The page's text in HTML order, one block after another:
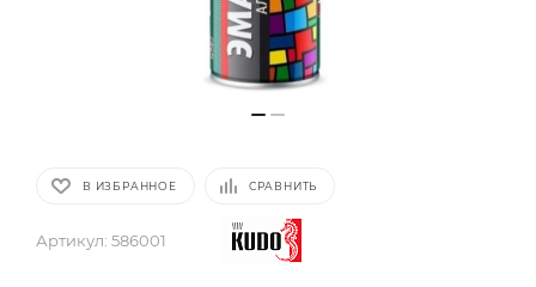
В ИЗБРАННОЕ СРАВНИТЬ
Артикул: 586001